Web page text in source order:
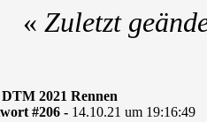
« Zuletzt
2021 Rennen
#206 - 14.10.21 um 19:16:49